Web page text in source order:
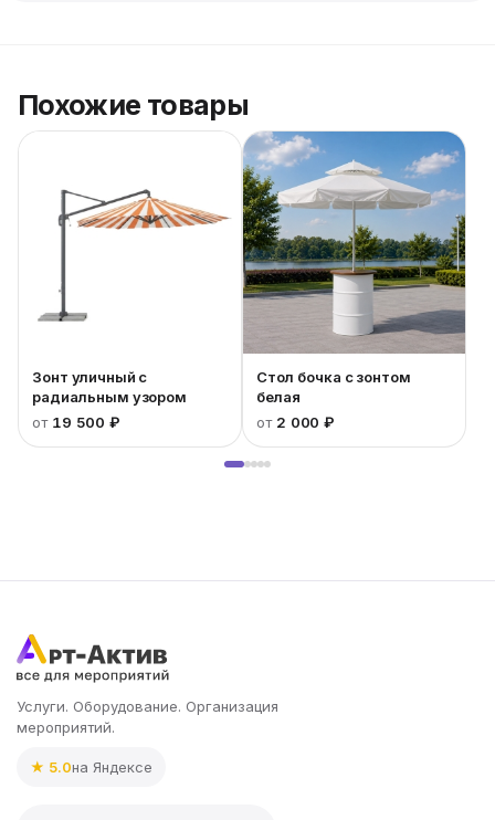
Похожие товары
Зонт уличный с
радиальным узором
от 19 500 ₽
Стол бочка с зонтом
белая
от 2 000 ₽
Услуги. Оборудование. Организация
мероприятий.
★ 5.0на Яндексе